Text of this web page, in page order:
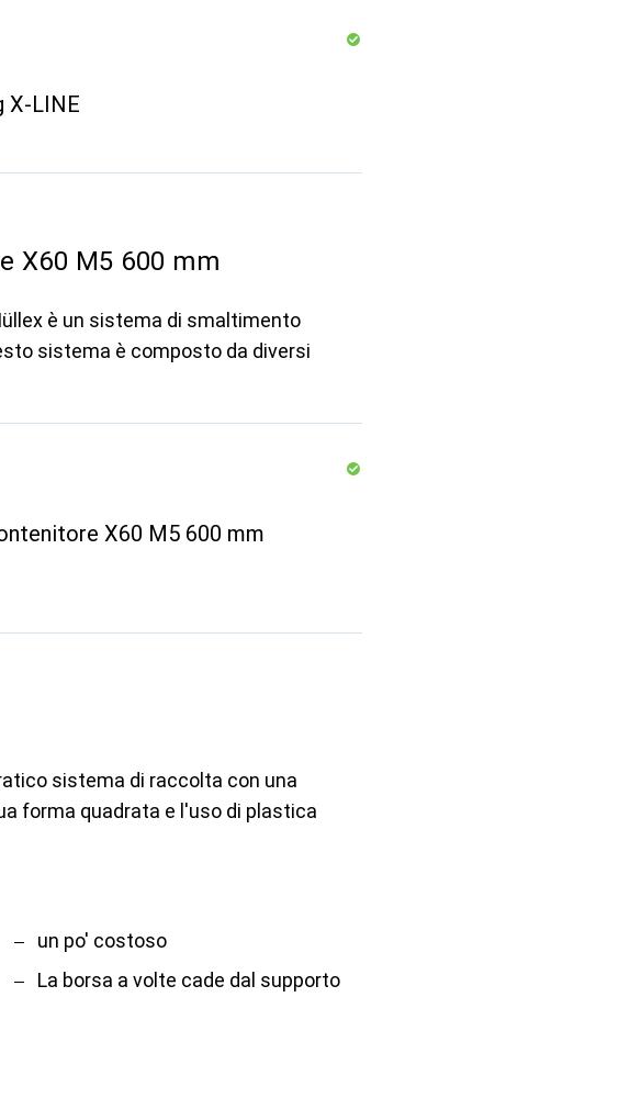
X-LINE
X60 M5 600 mm
è un sistema di smaltimento
sistema è composto da diversi
X60 M5 600 mm
sistema di raccolta con una
forma quadrata e l'uso di plastica
un po' costoso
La borsa a volte cade dal supporto